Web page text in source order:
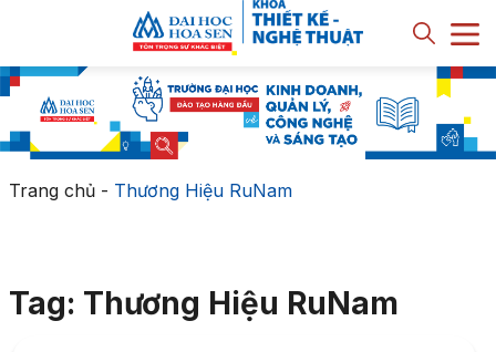
Trang chủ- Thương Hiệu RuNam
Tag: Thương Hiệu RuNam